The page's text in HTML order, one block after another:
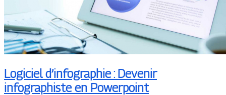
Logiciel d’infographie : Devenir
infographiste en Powerpoint